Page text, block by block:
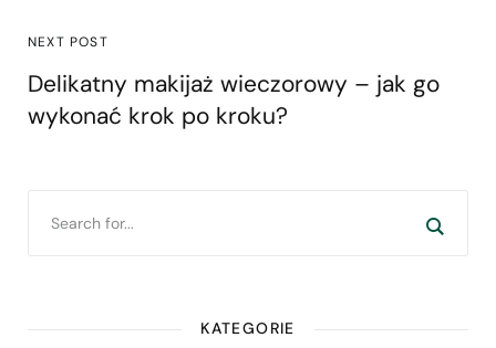
NEXT POST
Delikatny makijaż wieczorowy – jak go
wykonać krok po kroku?
KATEGORIE